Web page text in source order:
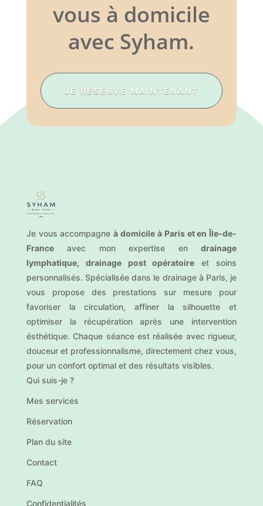
vous à domicile
avec Syham.
JE RESERVE MAINTENANT
Je vous accompagneà domicile à Paris et en Île-de-
Franceavec mon expertise endrainage
lymphatique, drainage post opératoire et soins
personnalisés. Spécialisée dans le drainage à Paris, je
vous propose des prestations sur mesure pour
favoriser la circulation, affiner la silhouette et
optimiser la récupération après une intervention
ésthétique. Chaque séance est réalisée avec rigueur,
douceur et professionnalisme, directement chez vous,
pour un confort optimal et des résultats visibles.
Qui suis-je ?
Mes services
Réservation
Plan du site
Contact
FAQ
Confidentialités